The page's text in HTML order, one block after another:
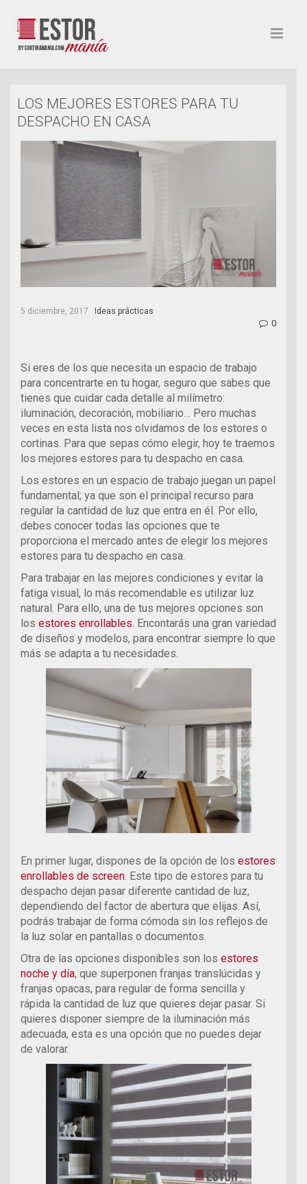
LOS MEJORES ESTORES PARA TU
DESPACHO EN CASA
5 diciembre, 2017 Ideas prácticas
0
Si eres de los que necesita un espacio de trabajo
para concentrarte en tu hogar, seguro que sabes que
tienes que cuidar cada detalle al milímetro:
iluminación, decoración, mobiliario… Pero muchas
veces en esta lista nos olvidamos de los estores o
cortinas. Para que sepas cómo elegir, hoy te traemos
los mejores estores para tu despacho en casa.
Los estores en un espacio de trabajo juegan un papel
fundamental; ya que son el principal recurso para
regular la cantidad de luz que entra en él. Por ello,
debes conocer todas las opciones que te
proporciona el mercado antes de elegir los mejores
estores para tu despacho en casa.
Para trabajar en las mejores condiciones y evitar la
fatiga visual, lo más recomendable es utilizar luz
natural. Para ello, una de tus mejores opciones son
los estores enrollables. Encontarás una gran variedad
de diseños y modelos, para encontrar siempre lo que
más se adapta a tu necesidades.
En primer lugar, dispones de la opción de los estores
enrollables de screen. Este tipo de estores para tu
despacho dejan pasar diferente cantidad de luz,
dependiendo del factor de abertura que elijas. Así,
podrás trabajar de forma cómoda sin los reflejos de
la luz solar en pantallas o documentos.
Otra de las opciones disponibles son los estores
noche y día, que superponen franjas translúcidas y
franjas opacas, para regular de forma sencilla y
rápida la cantidad de luz que quieres dejar pasar. Si
quieres disponer siempre de la iluminación más
adecuada, esta es una opción que no puedes dejar
de valorar.